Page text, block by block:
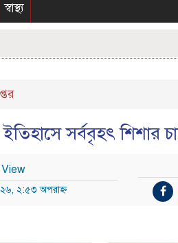
স্বাস্থ্য
সর্ববৃহৎ শিশার
২:৫৩ অপরাহ্ন